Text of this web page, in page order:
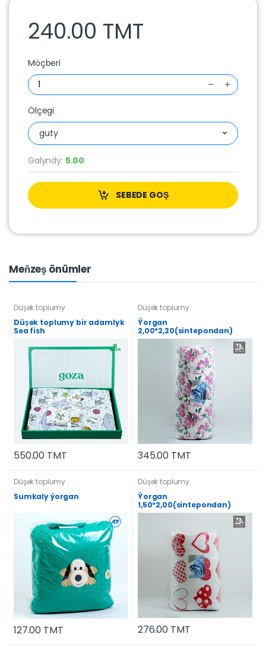
240.00 TMT
Möçberi
Ölçegi
guty
Galyndy: 5.00
SEBEDE GOŞ
Meňzeş önümler
Düşek toplumy
Düşek toplumy bir adamlyk
Sea fish
550.00 TMT
Düşek toplumy
Ýorgan
2,00*2,20(sintepondan)
345.00 TMT
Düşek toplumy
Sumkaly ýorgan
127.00 TMT
Düşek toplumy
Ýorgan
1,50*2,00(sintepondan)
276.00 TMT